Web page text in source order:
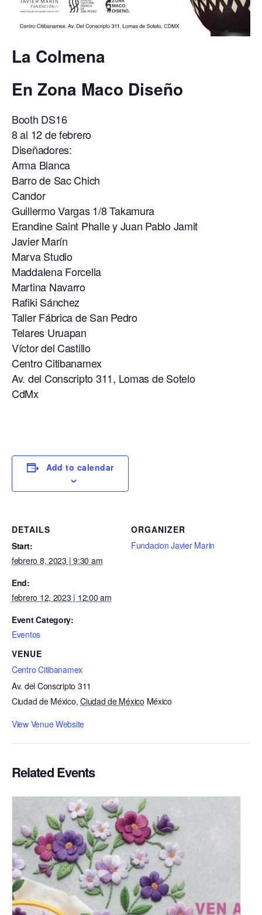
La Colmena
En Zona Maco Diseño
Booth DS16
8 al 12 de febrero
Diseñadores:
Arma Blanca
Barro de Sac Chich
Candor
Guillermo Vargas 1/8 Takamura
Erandine Saint Phalle y Juan Pablo Jamit
Javier Marín
Marva Studio
Maddalena Forcella
Martina Navarro
Rafiki Sánchez
Taller Fábrica de San Pedro
Telares Uruapan
Víctor del Castillo
Centro Citibanamex
Av. del Conscripto 311, Lomas de Sotelo
CdMx
Add to calendar
DETAILS
Start:
febrero 8, 2023 | 9:30 am
End:
febrero 12, 2023 | 12:00 am
Event Category:
Eventos
VENUE
Centro Citibanamex
Av. del Conscripto 311
Ciudad de México, Ciudad de México México
View Venue Website
ORGANIZER
Fundacion Javier Marin
Related Events